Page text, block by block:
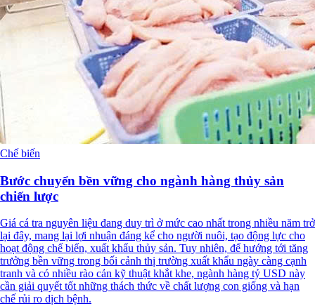
Chế biến
Bước chuyển bền vững cho ngành hàng thủy sản
chiến lược
Giá cá tra nguyên liệu đang duy trì ở mức cao nhất trong nhiều năm trở
lại đây, mang lại lợi nhuận đáng kể cho người nuôi, tạo động lực cho
hoạt động chế biến, xuất khẩu thủy sản. Tuy nhiên, để hướng tới tăng
trưởng bền vững trong bối cảnh thị trường xuất khẩu ngày càng cạnh
tranh và có nhiều rào cản kỹ thuật khắt khe, ngành hàng tỷ USD này
cần giải quyết tốt những thách thức về chất lượng con giống và hạn
chế rủi ro dịch bệnh.